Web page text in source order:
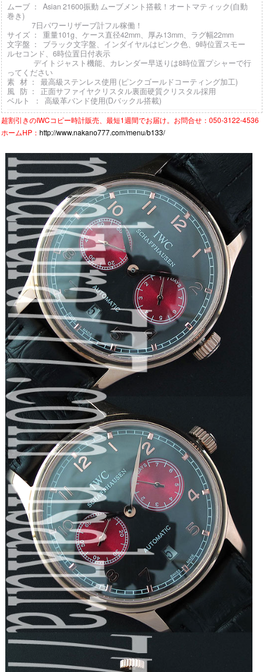
ムーブ ： Asian 21600振動 ムーブメント搭載！オートマティック(自動
巻き)
7日パワーリザーブ計フル稼働！
サイズ ： 重量101g、ケース直径42mm、厚み13mm、ラグ幅22mm
文字盤 ： ブラック文字盤、インダイヤルはピンク色、9時位置スモー
ルセコンド、6時位置日付表示
デイトジャスト機能、カレンダー早送りは8時位置プシャーで行
ってください
素 材 ： 最高級ステンレス使用 (ピンクゴールドコーティング加工)
風 防 ： 正面サファイヤクリスタル裏面硬質クリスタル採用
ベルト ： 高級革バンド使用(Dバックル搭載)
超割引きのIWCコピー時計販売、最短1週間でお届け。お問合せ：050-3122-4536
ホームHP： http://www.nakano777.com/menu/b133/